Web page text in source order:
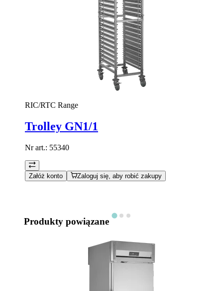
RIC/RTC Range
Trolley GN1/1
Nr art.: 55340
Załóż konto Zaloguj się, aby robić zakupy
Produkty powiązane